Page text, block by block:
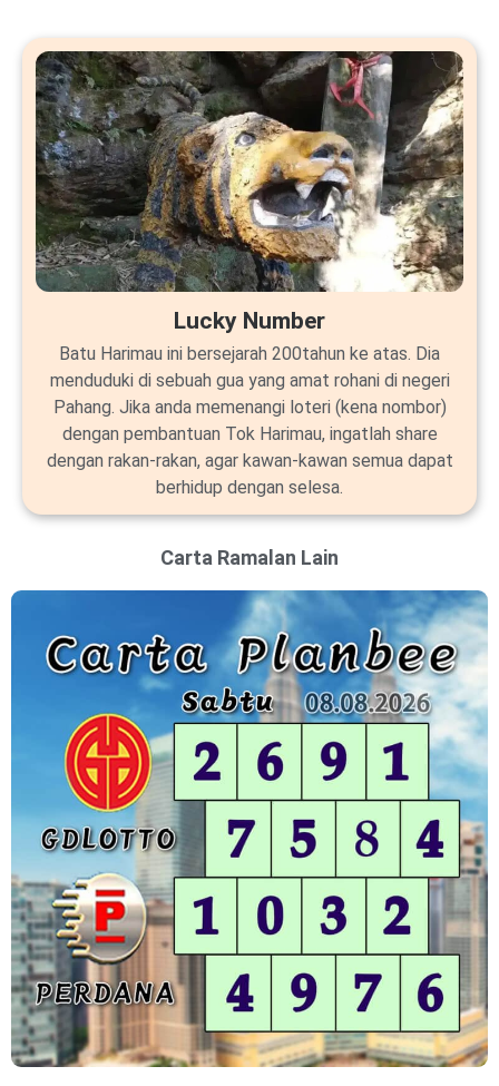
Lucky Number
Batu Harimau ini bersejarah 200tahun ke atas. Dia
menduduki di sebuah gua yang amat rohani di negeri
Pahang. Jika anda memenangi loteri (kena nombor)
dengan pembantuan Tok Harimau, ingatlah share
dengan rakan-rakan, agar kawan-kawan semua dapat
berhidup dengan selesa.
Carta Ramalan Lain